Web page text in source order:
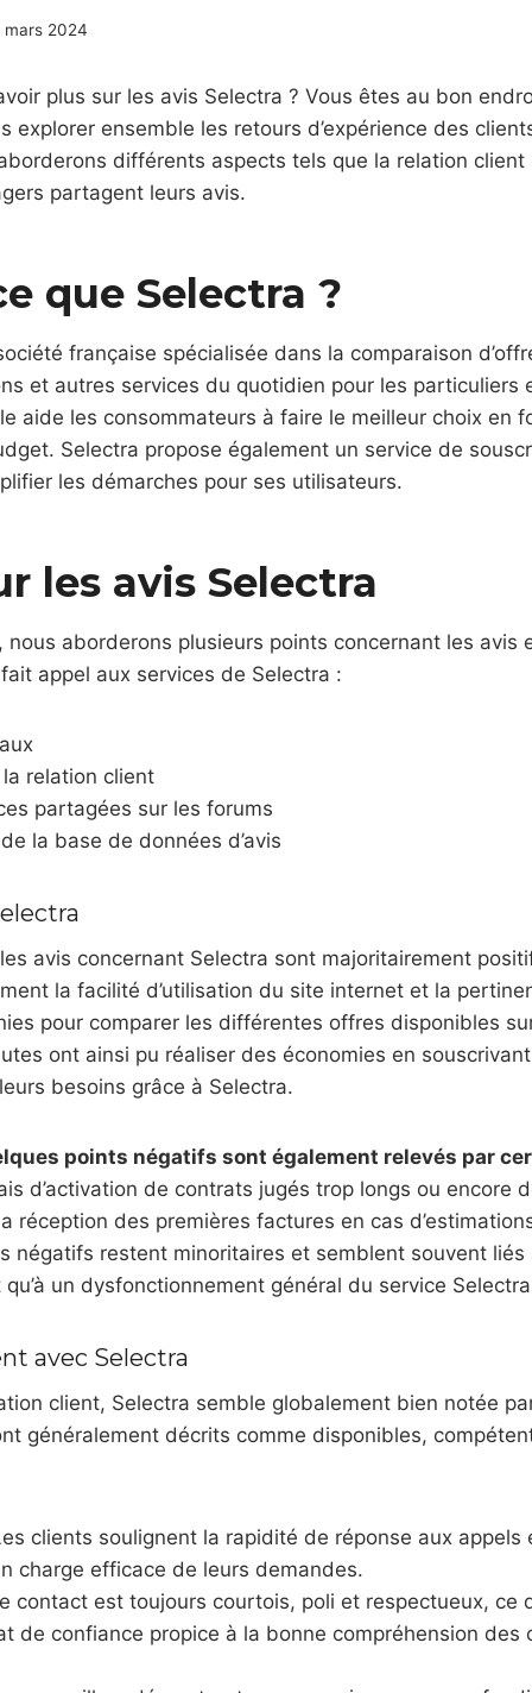
mars 2024
plus sur les avis Selectra ? Vous êtes au bon
explorer ensemble les retours d’expérience des
différents aspects tels que la relation client
partagent leurs avis.
que Selectra ?
française spécialisée dans la comparaison
et autres services du quotidien pour les particuliers
aide les consommateurs à faire le meilleur choix en
Selectra propose également un service de
les démarches pour ses utilisateurs.
les avis Selectra
nous aborderons plusieurs points concernant les avis
appel aux services de Selectra :
relation client
partagées sur les forums
la base de données d’avis
les avis concernant Selectra sont majoritairement
la facilité d’utilisation du site internet et la
pour comparer les différentes offres disponibles
ont ainsi pu réaliser des économies en
besoins grâce à Selectra.
points négatifs sont également relevés par
d’activation de contrats jugés trop longs ou encore
réception des premières factures en cas
négatifs restent minoritaires et semblent souvent
un dysfonctionnement général du service
avec Selectra
client, Selectra semble globalement bien notée
généralement décrits comme disponibles,
clients soulignent la rapidité de réponse aux appels
charge efficace de leurs demandes.
contact est toujours courtois, poli et respectueux, ce
de confiance propice à la bonne compréhension des